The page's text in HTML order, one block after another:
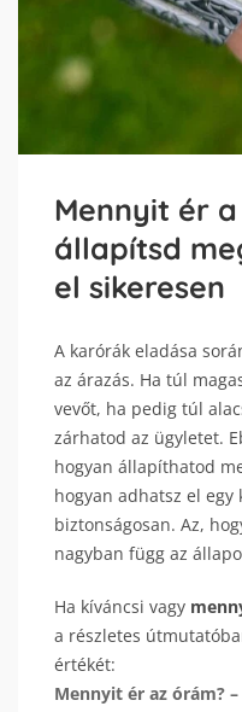
Mennyit ér
állapítsd
el sikeresen
A karórák eladása
az árazás. Ha túl
vevőt, ha pedig túl
zárhatod az ügyletet.
hogyan állapíthatod
hogyan adhatsz el egy
biztonságosan. Az,
nagyban függ az
Ha kíváncsi vagy
a részletes
értékét:
Mennyit ér az órám?